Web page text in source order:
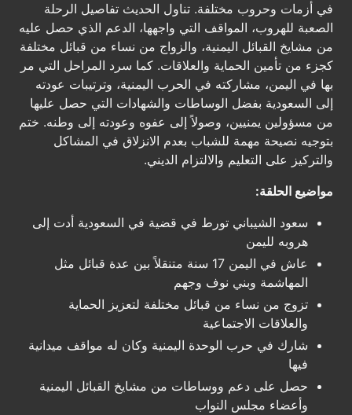
في أزمات وحروب مختلفة. تناول الحديث تفاصيل الرحلة
الصعبة للهروب، المواقف التي واجهها، الدعم الذي حصل عليه
من مشايخ القبائل اليمنية، والزواج من نساء من قبائل مختلفة
كجزء من تأمين الحماية والعلاقات. كما سرد المراحل التي مر
بها في اليمن، مشاركته في الحرب اليمنية، وترتيبات عودته
إلى السعودية بفضل الوساطات والشهادات التي حصل عليها
من مسؤولين يمنيين، وصولاً إلى عفوه وعودته إلى وطنه. ختم
بتوجيه نصيحة مهمة للشباب بعدم الانزلاق في المشاكل
والتركيز على التعليم والالتزام الديني.
مواضيع الحلقة:
سعود الشيباني تورط في قضية في السعودية أدت إلى
هروبه لليمن
عاش في اليمن 17 سنة متنقلاً بين عدة قبائل مثل
المهاشمة وبني نوف وجهم
تزوج من نساء من قبائل مختلفة لتعزيز الحماية
والعلاقات الاجتماعية
شارك في حرب الوحدة اليمنية وكان له مواقف ميدانية
فيها
حصل على دعم ووساطات من مشايخ القبائل اليمنية
وأعضاء مجلس النواب